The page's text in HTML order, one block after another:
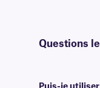
Questions